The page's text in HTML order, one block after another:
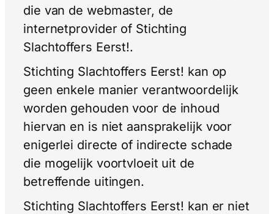
die van de webmaster, de
internetprovider of Stichting
Slachtoffers Eerst!.
Stichting Slachtoffers Eerst! kan op
geen enkele manier verantwoordelijk
worden gehouden voor de inhoud
hiervan en is niet aansprakelijk voor
enigerlei directe of indirecte schade
die mogelijk voortvloeit uit de
betreffende uitingen.
Stichting Slachtoffers Eerst! kan er niet